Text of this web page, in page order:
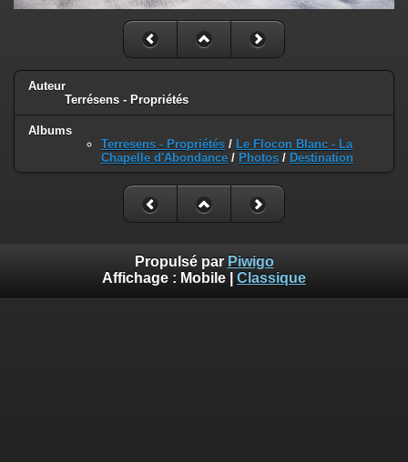
Auteur
Terrésens - Propriétés
Albums
Terresens - Propriétés / Le Flocon Blanc - La
Chapelle d'Abondance / Photos / Destination
Propulsé par Piwigo
Affichage : Mobile Classique